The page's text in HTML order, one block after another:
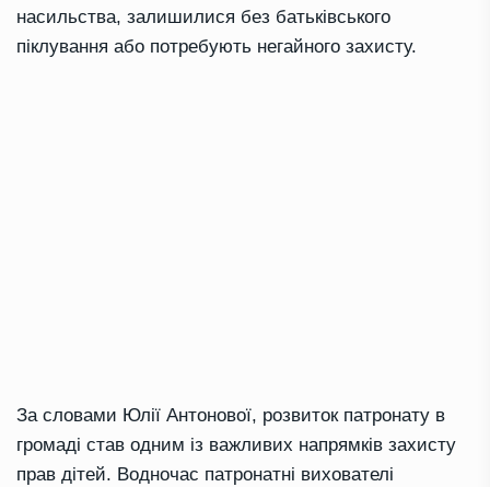
насильства, залишилися без батьківського
піклування або потребують негайного захисту.
За словами Юлії Антонової, розвиток патронату в
громаді став одним із важливих напрямків захисту
прав дітей. Водночас патронатні вихователі